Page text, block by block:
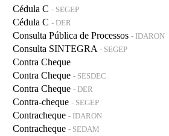
Cédula C - SEGEP
Cédula C - DER
Consulta Pública de Processos - IDARON
Consulta SINTEGRA - SEGEP
Contra Cheque
Contra Cheque - SESDEC
Contra Cheque - DER
Contra-cheque - SEGEP
Contracheque - IDARON
Contracheque - SEDAM